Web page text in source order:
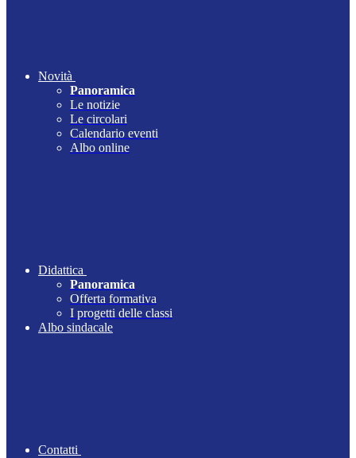
Novità
Panoramica
Le notizie
Le circolari
Calendario eventi
Albo online
Didattica
Panoramica
Offerta formativa
I progetti delle classi
Albo sindacale
Contatti